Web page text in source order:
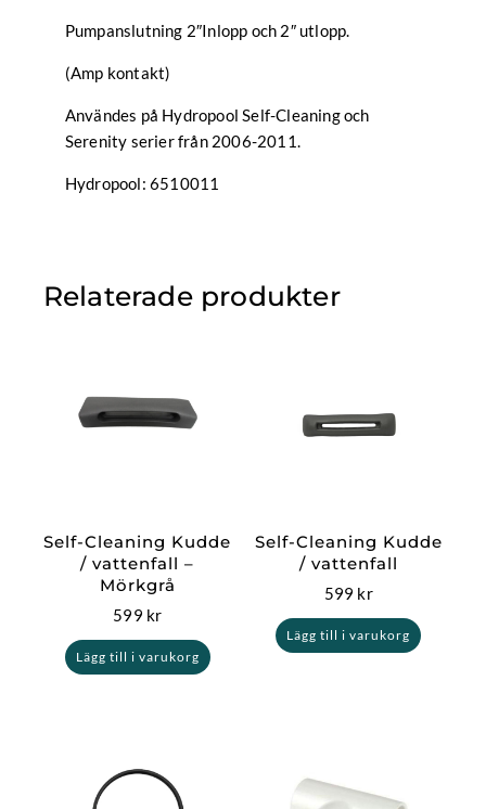
Pumpanslutning 2″Inlopp och 2″ utlopp.
(Amp kontakt)
Användes på Hydropool Self-Cleaning och
Serenity serier från 2006-2011.
Hydropool: 6510011
Relaterade produkter
Self-Cleaning Kudde
/ vattenfall –
Mörkgrå
599 kr
Lägg till i varukorg
Self-Cleaning Kudde
/ vattenfall
599 kr
Lägg till i varukorg